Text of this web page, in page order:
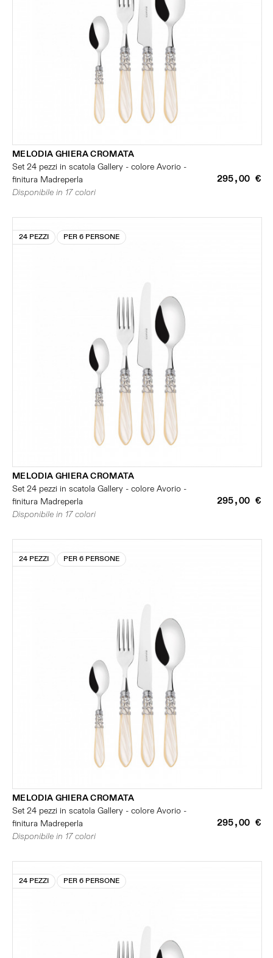
MELODIA GHIERA CROMATA
Set 24 pezzi in scatola Gallery - colore Avorio -
finitura Madreperla
295,00 €
Disponibile in 17 colori
24 PEZZI PER 6 PERSONE
MELODIA GHIERA CROMATA
Set 24 pezzi in scatola Gallery - colore Avorio -
finitura Madreperla
295,00 €
Disponibile in 17 colori
24 PEZZI PER 6 PERSONE
MELODIA GHIERA CROMATA
Set 24 pezzi in scatola Gallery - colore Avorio -
finitura Madreperla
295,00 €
Disponibile in 17 colori
24 PEZZI PER 6 PERSONE